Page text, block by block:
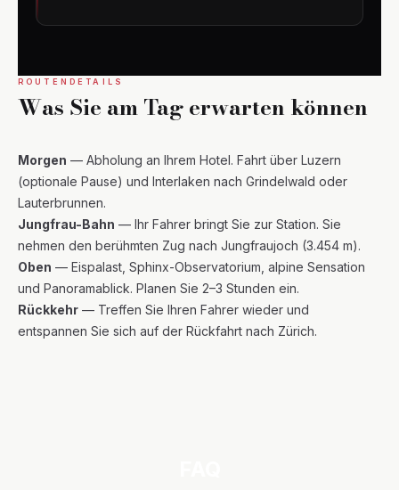
ROUTENDETAILS
Was Sie am Tag erwarten können
Morgen — Abholung an Ihrem Hotel. Fahrt über Luzern
(optionale Pause) und Interlaken nach Grindelwald oder
Lauterbrunnen.
Jungfrau-Bahn — Ihr Fahrer bringt Sie zur Station. Sie
nehmen den berühmten Zug nach Jungfraujoch (3.454 m).
Oben — Eispalast, Sphinx-Observatorium, alpine Sensation
und Panoramablick. Planen Sie 2–3 Stunden ein.
Rückkehr — Treffen Sie Ihren Fahrer wieder und
entspannen Sie sich auf der Rückfahrt nach Zürich.